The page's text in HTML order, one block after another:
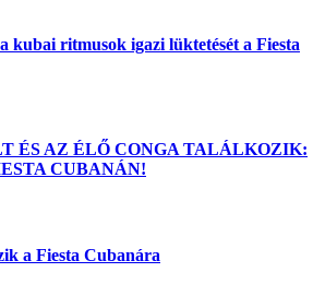
kubai ritmusok igazi lüktetését a Fiesta
ÉS AZ ÉLŐ CONGA TALÁLKOZIK:
CUBANÁN!
a Fiesta Cubanára